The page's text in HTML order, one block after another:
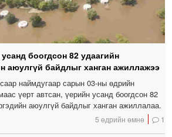
боогдсон 82 удаагийн
аюулгүй байдлыг ханган ажиллажээ
наймдугаар сарын 03-ны өдрийн
үерт автсан, үерийн усанд боогдсон 82
аюулгүй байдлыг ханган ажиллалаа.
5 өдрийн өмнө 1